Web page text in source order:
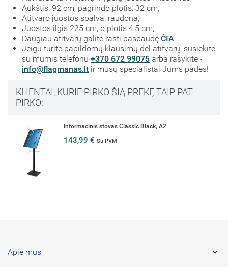
Aukštis: 92 cm, pagrindo plotis: 32 cm;
Atitvaro juostos spalva: raudona;
Juostos ilgis 225 cm, o plotis 4,5 cm;
Daugiau atitvarų galite rasti paspaudę ČIA;
Jeigu turite papildomų klausimų dėl atitvarų, susiekite
su mumis telefonu +370 672 99075 arba rašykite -
info@flagmanas.lt ir mūsų specialistai Jums padės!
KLIENTAI, KURIE PIRKO ŠIĄ PREKĘ TAIP PAT
PIRKO:
Informacinis stovas Classic Black, A2
143,99 € Su PVM
Apie mus 